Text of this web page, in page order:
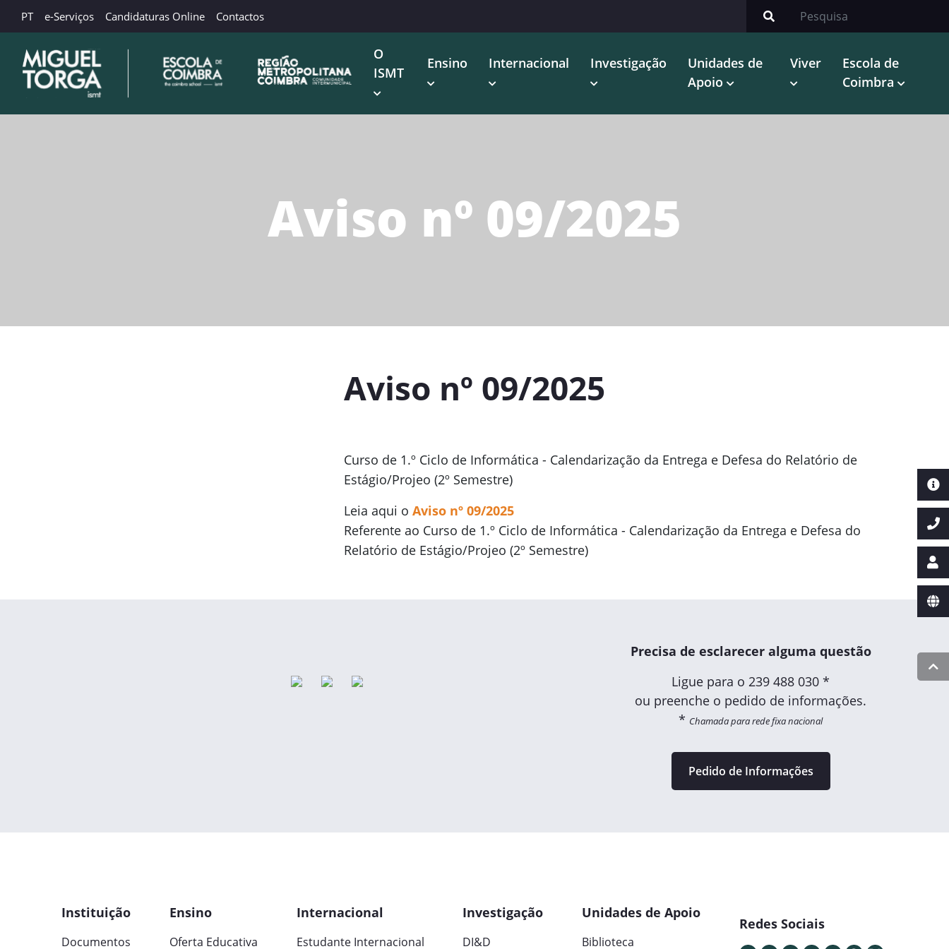
PT e-Serviços Candidaturas Online Contactos
O
ISMT
Ensino Internacional Investigação
Unidades de
Apoio
Viver
Escola de
Coimbra
Aviso nº 09/2025
Aviso nº 09/2025
Curso de 1.º Ciclo de Informática - Calendarização da Entrega e Defesa do Relatório de
Estágio/Projeo (2º Semestre)
Leia aqui o Aviso nº 09/2025
Referente ao Curso de 1.º Ciclo de Informática - Calendarização da Entrega e Defesa do
Relatório de Estágio/Projeo (2º Semestre)
Precisa de esclarecer alguma questão
Ligue para o239 488 030 *
ou preenche o pedido de informações.
* Chamada para rede fixa nacional
Pedido de Informações
Instituição
Documentos
Ensino
Oferta Educativa
Internacional
Estudante Internacional
Investigação
DI&D
Unidades de Apoio
Biblioteca
Redes Sociais